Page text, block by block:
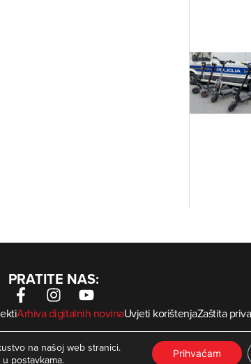
PRATITE NAS:
Arhiva digitalnih novinaUvjeti korištenjaZaštita
– Sva prava pridržana | Developed bykrMedia
na našoj web stranici.
u postavkama. Prihvaćam